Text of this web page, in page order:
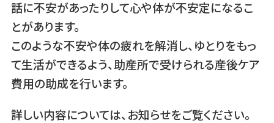
話に不安があったりして心や体が不安定になるこ
とがあります。
このような不安や体の疲れを解消し、ゆとりをもっ
て生活ができるよう、助産所で受けられる産後ケア
費用の助成を行います。
詳しい内容については、お知らせをご覧ください。